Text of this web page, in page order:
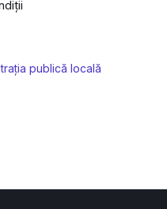
publică locală